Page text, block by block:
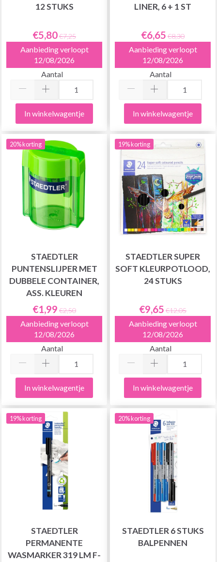
12 STUKS
€5,80€7,25
Aanbieding verloopt
12/08/2026
Aantal
In winkelwagentje
LINER, 6 + 1 ST
€6,65 €8,30
Aanbieding verloopt
12/08/2026
Aantal
In winkelwagentje
20% korting
STAEDTLER
PUNTENSLIJPER MET
DUBBELE CONTAINER,
ASS. KLEUREN
€1,99 €2,50
Aanbieding verloopt
12/08/2026
Aantal
In winkelwagentje
19% korting
STAEDTLER SUPER
SOFT KLEURPOTLOOD,
24 STUKS
€9,65 €12,05
Aanbieding verloopt
12/08/2026
Aantal
In winkelwagentje
19% korting
STAEDTLER
PERMANENTE
WASMARKER 319 LM F-
20% korting
STAEDTLER 6 STUKS
BALPENNEN